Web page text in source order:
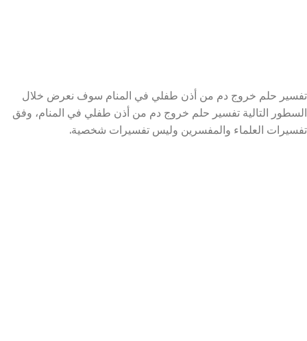
تفسير حلم خروج دم من أذن طفلي في المنام سوف نعرض خلال
السطور التالية تفسير حلم خروج دم من أذن طفلي في المنام، وفق
تفسيرات العلماء والمفسرين وليس تفسيرات شخصية.